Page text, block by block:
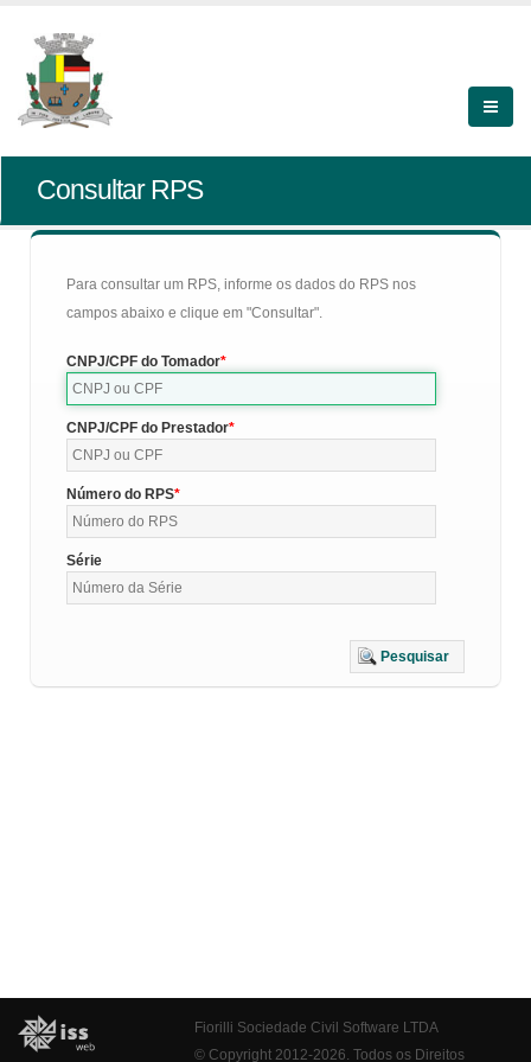
Consultar RPS
Para consultar um RPS, informe os dados do RPS nos
campos abaixo e clique em "Consultar".
CNPJ/CPF do Tomador
CNPJ/CPF do Prestador
Número do RPS
Série
Pesquisar
Fiorilli Sociedade Civil Software LTDA
© Copyright 2012-2026. Todos os Direitos